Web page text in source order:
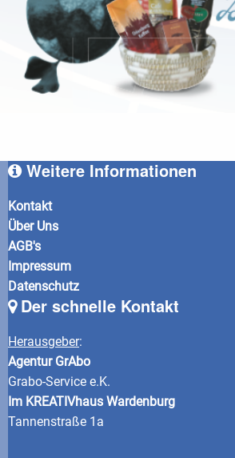
Weitere Informationen
Kontakt
Über Uns
AGB's
Impressum
Datenschutz
Der schnelle Kontakt
Herausgeber:
Agentur GrAbo
Grabo-Service e.K.
Im KREATIVhaus Wardenburg
Tannenstraße 1a